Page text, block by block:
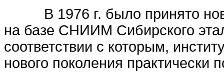
В 1976 г. было принято
на базе СНИИМ Сибирского
соответствии с которым,
нового поколения практически